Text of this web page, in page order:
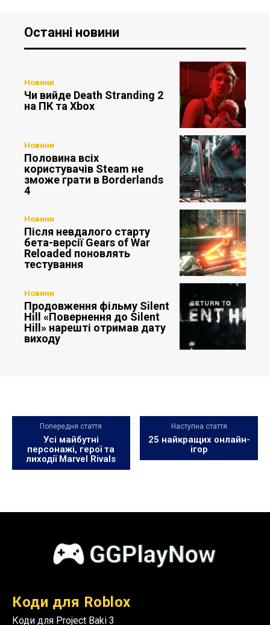
Останні новини
Новини
Чи вийде Death Stranding 2
на ПК та Xbox
Новини
Половина всіх
користувачів Steam не
зможе грати в Borderlands
4
Новини
Після невдалого старту
бета-версії Gears of War
Reloaded поновлять
тестування
Новини
Продовження фільму Silent
Hill «Повернення до Silent
Hill» нарешті отримав дату
виходу
Попередня стаття
Усі майбутні
персонажі, герої та
лиходії Marvel Rivals
Наступна стаття
25 найкращих онлайн-
ігор
Коди для Roblox
Коди для Project Baki 3